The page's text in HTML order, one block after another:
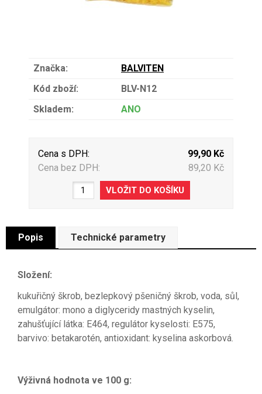
Značka:
BALVITEN
Kód zboží:
BLV-N12
Skladem:
ANO
Cena s DPH:
99,90 Kč
Cena bez DPH:
89,20 Kč
Popis Technické parametry
Složení:
kukuřičný škrob, bezlepkový pšeničný škrob, voda, sůl,
emulgátor: mono a diglyceridy mastných kyselin,
zahušťující látka: E464, regulátor kyselosti: E575,
barvivo: betakarotén, antioxidant: kyselina askorbová.
Výživná hodnota ve 100 g: